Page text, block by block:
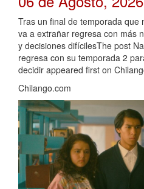
Tras un final de temporada que
va a extrañar regresa con más
y decisiones difícilesThe post
regresa con su temporada 2
decidir appeared first on
Chilango.com